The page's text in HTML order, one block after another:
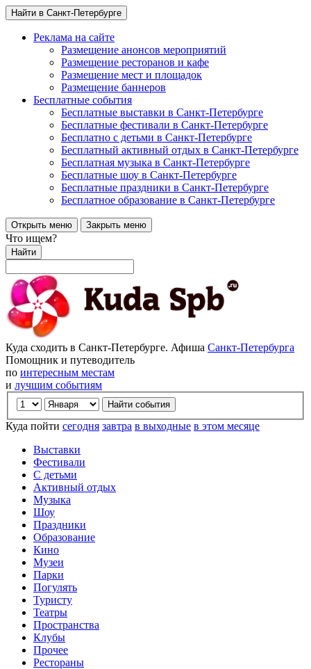
Найти в Санкт-Петербурге
Реклама на сайте
Размещение анонсов мероприятий
Размещение ресторанов и кафе
Размещение мест и площадок
Размещение баннеров
Бесплатные события
Бесплатные выставки в Санкт-Петербурге
Бесплатные фестивали в Санкт-Петербурге
Бесплатно с детьми в Санкт-Петербурге
Бесплатный активный отдых в Санкт-Петербурге
Бесплатная музыка в Санкт-Петербурге
Бесплатные шоу в Санкт-Петербурге
Бесплатные праздники в Санкт-Петербурге
Бесплатное образование в Санкт-Петербурге
Открыть меню Закрыть меню
Что ищем?
Найти
Куда сходить в Санкт-Петербурге. Афиша Санкт-Петербурга
Помощник и путеводитель
по интересным местам
и лучшим событиям
Куда пойти сегодня завтра в выходные в этом месяце
Выставки
Фестивали
С детьми
Активный отдых
Музыка
Шоу
Праздники
Образование
Кино
Музеи
Парки
Погулять
Туристу
Театры
Пространства
Клубы
Прочее
Рестораны